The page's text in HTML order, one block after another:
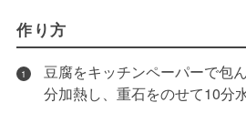
作り方
1
豆腐をキッチンペーパーで包
分加熱し、重石をのせて10分